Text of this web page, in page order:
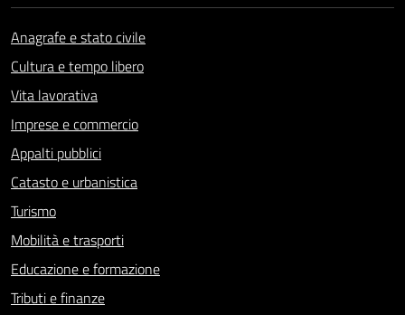
Anagrafe e stato civile
Cultura e tempo libero
Vita lavorativa
Imprese e commercio
Appalti pubblici
Catasto e urbanistica
Turismo
Mobilità e trasporti
Educazione e formazione
Tributi e finanze